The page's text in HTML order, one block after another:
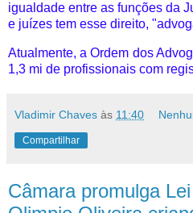
igualdade entre as funções da
e juízes tem esse direito,
Atualmente, a Ordem dos
1,3 mi de profissionais com
Vladimir Chaves às 11:40
Compartilhar
Câmara promulga